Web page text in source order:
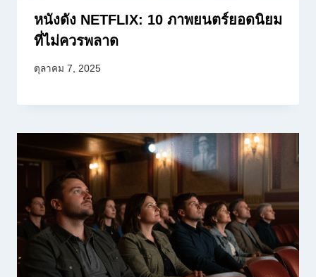
หนังดัง NETFLIX: 10 ภาพยนตร์ยอดนิยม
ที่ไม่ควรพลาด
ตุลาคม 7, 2025